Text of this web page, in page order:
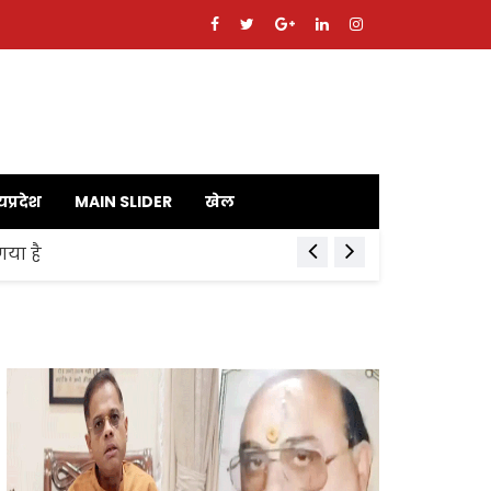
MAIN SLIDER खेल
है